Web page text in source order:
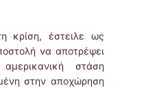
κρίση, έστειλε ως
να αποτρέψει
στάση
στην αποχώρηση